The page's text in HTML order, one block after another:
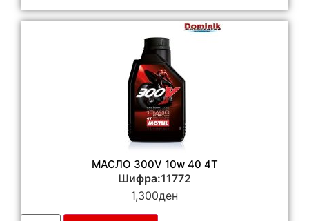
МАСЛО 300V 10w 40 4T
Шифра:11772
1,300ден